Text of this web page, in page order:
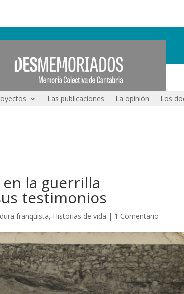
Las publicaciones La opinión Los
la guerrilla
testimonios
franquista, Historias de vida | 1 Comentario